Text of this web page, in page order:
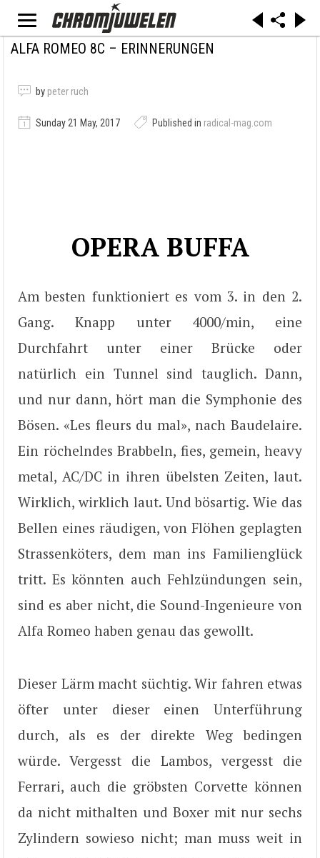
ALFA ROMEO 8C – ERINNERUNGEN
by peter ruch
Sunday 21 May, 2017 Published in radical-mag.com
OPERA BUFFA
Am besten funktioniert es vom 3. in den 2.
Gang. Knapp unter 4000/min, eine
Durchfahrt unter einer Brücke oder
natürlich ein Tunnel sind tauglich. Dann,
und nur dann, hört man die Symphonie des
Bösen. «Les fleurs du mal», nach Baudelaire.
Ein röchelndes Brabbeln, fies, gemein, heavy
metal, AC/DC in ihren übelsten Zeiten, laut.
Wirklich, wirklich laut. Und bösartig. Wie das
Bellen eines räudigen, von Flöhen geplagten
Strassenköters, dem man ins Familienglück
tritt. Es könnten auch Fehlzündungen sein,
sind es aber nicht, die Sound-Ingenieure von
Alfa Romeo haben genau das gewollt.
Dieser Lärm macht süchtig. Wir fahren etwas
öfter unter dieser einen Unterführung
durch, als es der direkte Weg bedingen
würde. Vergesst die Lambos, vergesst die
Ferrari, auch die gröbsten Corvette können
da nicht mithalten und Boxer mit nur sechs
Zylindern sowieso nicht; man muss weit in